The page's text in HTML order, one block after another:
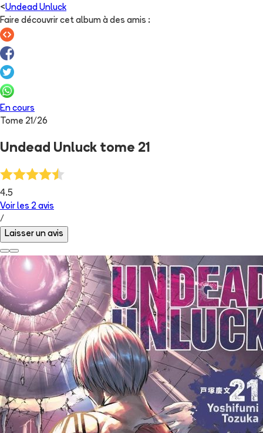
<Undead Unluck
Faire découvrir cet album à des amis :
En cours
Tome 21/26
Undead Unluck tome 21
4.5
Voir les 2 avis
/
Laisser un avis